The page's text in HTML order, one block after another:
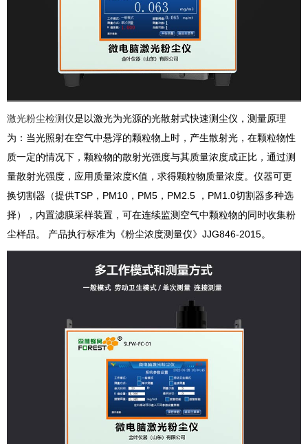
激光粉尘检测仪是以激光为光源的光散射式快速测尘仪，测量原理
为：当光照射在空气中悬浮的颗粒物上时，产生散射光，在颗粒物性
质一定的情况下，颗粒物的散射光强度与其质量浓度成正比，通过测
量散射光强度，应用质量浓度K值，求得颗粒物质量浓度。仪器可更
换切割器（提供TSP，PM10，PM5，PM2.5 ，PM1.0切割器多种选
择），内置滤膜采样装置，可在连续监测空气中颗粒物的同时收集粉
尘样品。 产品执行标准为《粉尘浓度测量仪》JJG846-2015。